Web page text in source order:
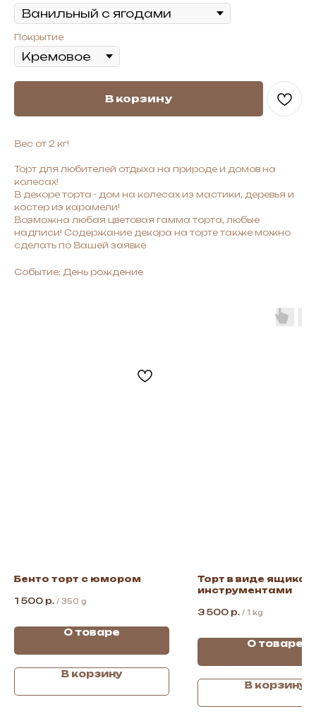
Покрытие
В корзину
Вес от 2 кг!
Торт для любителей отдыха на природе и домов на
колесах!
В декоре торта - дом на колесах из мастики, деревья и
костер из карамели!
Возможна любая цветовая гамма торта, любые
надписи! Содержание декора на торте также можно
сделать по Вашей заявке
Событие: День рождение
Бенто торт с юмором
1 500 р. / 350 g
О товаре
В корзину
Торт в виде ящика с
инструментами
3 500 р. / 1 kg
О товаре
В корзину